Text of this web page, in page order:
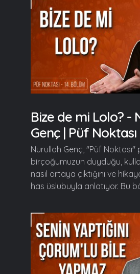
Bize de mi Lolo? -
Genç | Püf Noktası
Nurullah Genç, "Püf Noktası"
birçoğumuzun duyduğu,
nasıl ortaya çıktığını ve
has üslubuyla anlatıyor. Bu